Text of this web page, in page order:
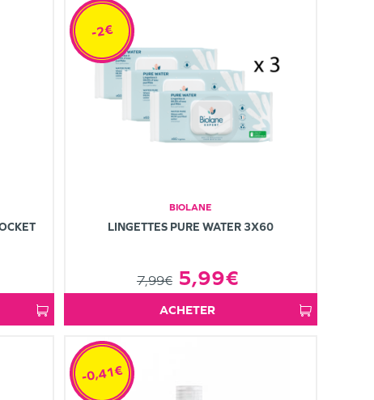
BIOLANE
LINGETTES PURE WATER 3X60
7,99€ 5,99€
-2€
ACHETER
-0,41€